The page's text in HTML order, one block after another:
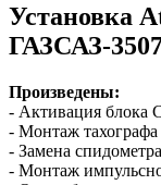
Установка
ГАЗСАЗ-
Произведены:
- Активация
- Монтаж
- Замена
- Монтаж